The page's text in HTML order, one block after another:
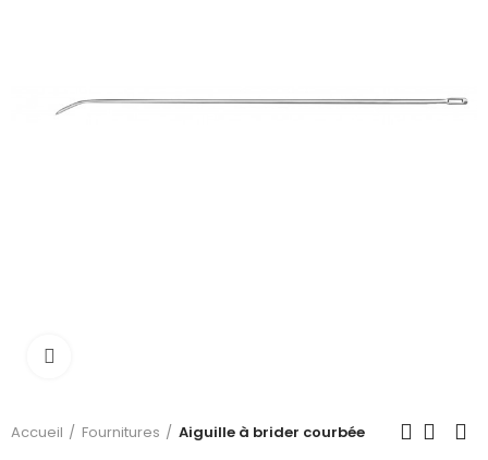
Accueil Fournitures Aiguille à brider courbée